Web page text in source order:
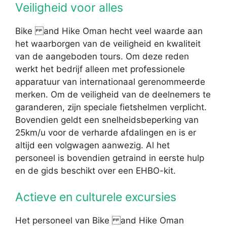
Veiligheid voor alles
Bike and Hike Oman hecht veel waarde aan
het waarborgen van de veiligheid en kwaliteit
van de aangeboden tours. Om deze reden
werkt het bedrijf alleen met professionele
apparatuur van internationaal gerenommeerde
merken. Om de veiligheid van de deelnemers te
garanderen, zijn speciale fietshelmen verplicht.
Bovendien geldt een snelheidsbeperking van
25km/u voor de verharde afdalingen en is er
altijd een volgwagen aanwezig. Al het
personeel is bovendien getraind in eerste hulp
en de gids beschikt over een EHBO-kit.
Actieve en culturele excursies
Het personeel van Bike and Hike Oman